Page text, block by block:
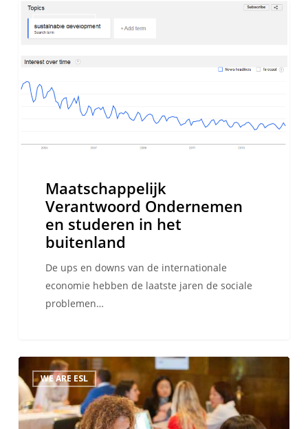
Maatschappelijk
Verantwoord
Ondernemen
en
studeren
WE ARE ESL
Maatschappelijk
Verantwoord Ondernemen
en studeren in het
buitenland
De ups en downs van de internationale
economie hebben de laatste jaren de sociale
problemen…
ESL
International
Workshop,
WE ARE ESL